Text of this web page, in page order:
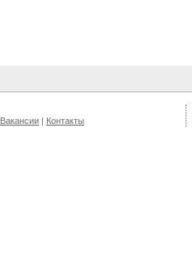
Вакансии | Контакты